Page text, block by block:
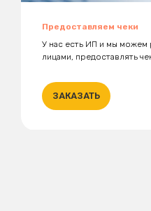
Предоставляем чеки
У нас есть ИП и мы можем
лицами, предоставлять
ЗАКАЗАТЬ